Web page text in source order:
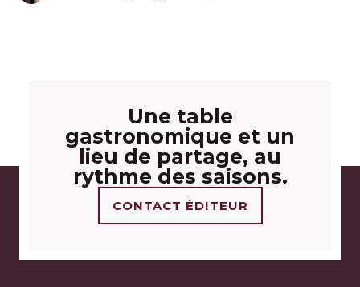
Une table
gastronomique et un
lieu de partage, au
rythme des saisons.
CONTACT ÉDITEUR